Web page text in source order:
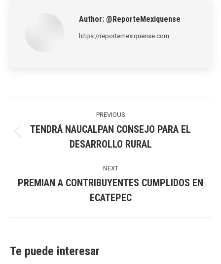
Author: @ReporteMexiquense
https://reportemexiquense.com
PREVIOUS
post:
TENDRÁ NAUCALPAN CONSEJO PARA EL
DESARROLLO RURAL
NEXT
post:
PREMIAN A CONTRIBUYENTES CUMPLIDOS EN
ECATEPEC
Te puede interesar